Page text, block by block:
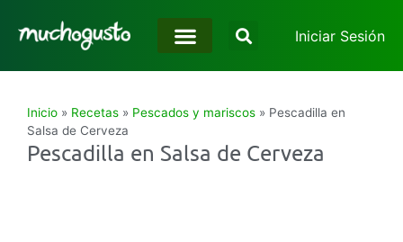
Iniciar Sesión
Inicio » Recetas » Pescados y mariscos » Pescadilla en
Salsa de Cerveza
Pescadilla en Salsa de Cerveza